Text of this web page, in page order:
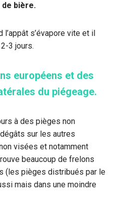
bière.
s’évapore vite et il
3 jours.
européens et des
du piégeage.
à des pièges non
sur les autres
visées et notamment
beaucoup de frelons
(les pièges distribués par le
mais dans une moindre